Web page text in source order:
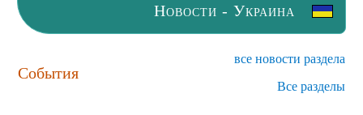
Новости - Украина
События
все новости раздела
Все разделы